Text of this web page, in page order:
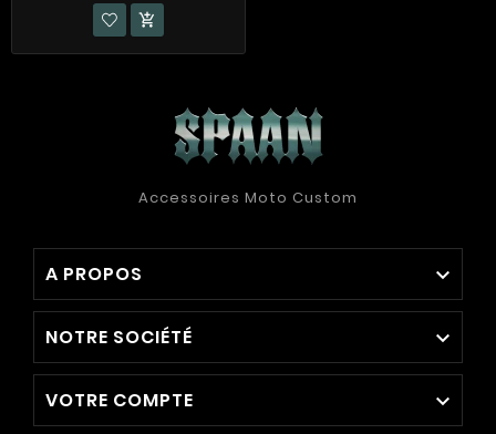

Accessoires Moto Custom
A PROPOS 
NOTRE SOCIÉTÉ 
VOTRE COMPTE 